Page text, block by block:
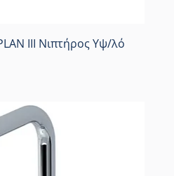
III Νιπτήρος Υψ/λό